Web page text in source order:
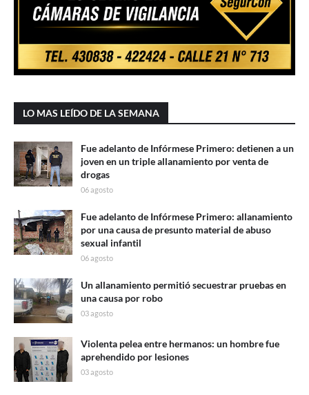
LO MAS LEÍDO DE LA SEMANA
Fue adelanto de Infórmese Primero: detienen a un
joven en un triple allanamiento por venta de
drogas
06 agosto
Fue adelanto de Infórmese Primero: allanamiento
por una causa de presunto material de abuso
sexual infantil
06 agosto
Un allanamiento permitió secuestrar pruebas en
una causa por robo
03 agosto
Violenta pelea entre hermanos: un hombre fue
aprehendido por lesiones
03 agosto